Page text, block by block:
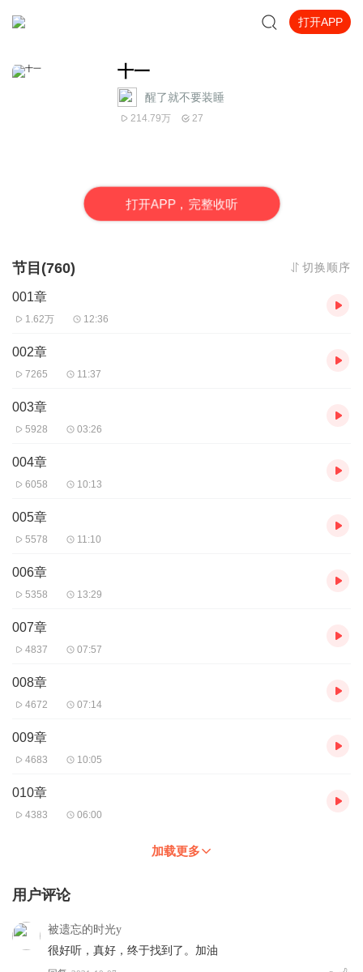
打开APP
十一
醒了就不要装睡
214.79万 27
打开APP，完整收听
节目(760) 切换顺序
001章
1.62万 12:36
002章
7265 11:37
003章
5928 03:26
004章
6058 10:13
005章
5578 11:10
006章
5358 13:29
007章
4837 07:57
008章
4672 07:14
009章
4683 10:05
010章
4383 06:00
加载更多
用户评论
被遗忘的时光y
很好听，真好，终于找到了。加油